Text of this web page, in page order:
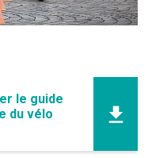
BREZHONEG
le guide
du vélo